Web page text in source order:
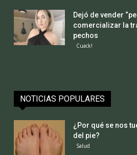
Dejó de vender
comercializar la
pechos
Cuack!
NOTICIAS POPULARES
¿Por qué se nos
del pie?
Salud